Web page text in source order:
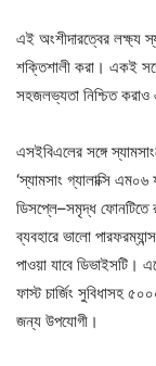
এই অংশীদারত্বের লক্ষ্য
শক্তিশালী করা। একই
সহজলভ্যতা নিশ্চিত
এসইবিএলের সঙ্গে
‘স্যামসাং গ্যালাক্সি
ডিসপ্লে–সমৃদ্ধ ফোনটিতে
ব্যবহারে ভালো
পাওয়া যাবে ডিভাইসটি।
ফাস্ট চার্জিং সুবিধাসহ
জন্য উপযোগী।